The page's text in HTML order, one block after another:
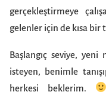
gerçekleştirmeye
gelenler için de kısa bir
Başlangıç seviye,
isteyen, benimle
herkesi beklerim.